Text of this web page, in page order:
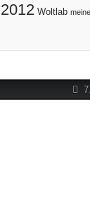
2012 Woltlab